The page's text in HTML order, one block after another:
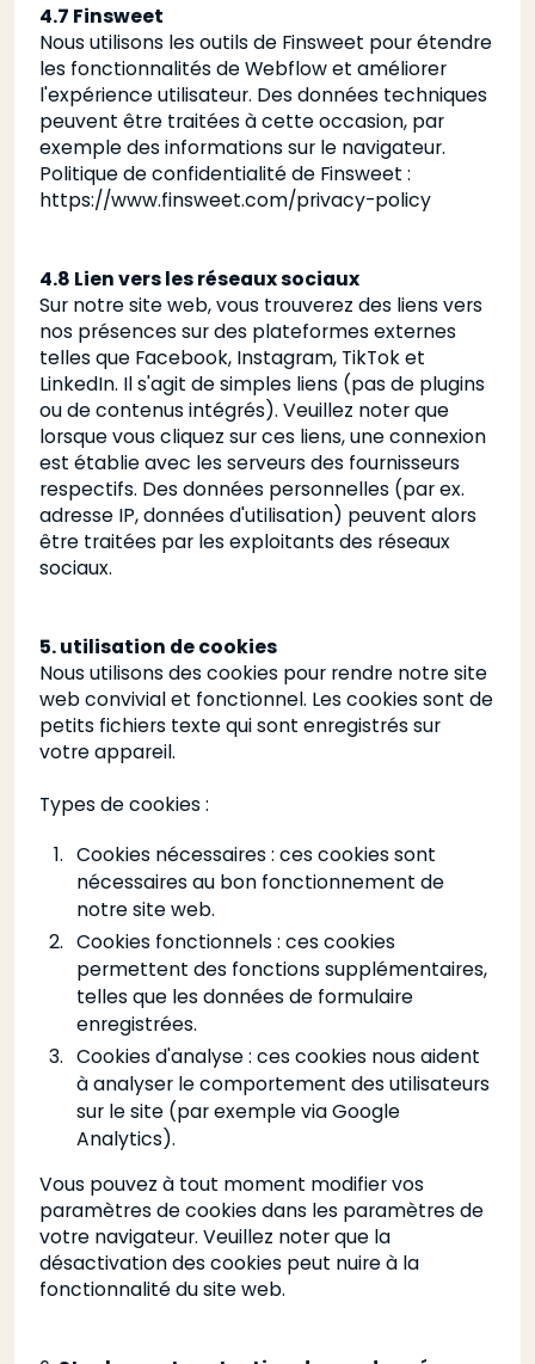
4.7 Finsweet
Nous utilisons les outils de Finsweet pour étendre
les fonctionnalités de Webflow et améliorer
l'expérience utilisateur. Des données techniques
peuvent être traitées à cette occasion, par
exemple des informations sur le navigateur.
Politique de confidentialité de Finsweet:
https://www.finsweet.com/privacy-policy
4.8 Lien vers les réseaux sociaux
Sur notre site web, vous trouverez des liens vers
nos présences sur des plateformes externes
telles que Facebook, Instagram, TikTok et
LinkedIn. Il s'agit de simples liens (pas de plugins
ou de contenus intégrés). Veuillez noter que
lorsque vous cliquez sur ces liens, une connexion
est établie avec les serveurs des fournisseurs
respectifs. Des données personnelles (par ex.
adresse IP, données d'utilisation) peuvent alors
être traitées par les exploitants des réseaux
sociaux.
5. utilisation de cookies
Nous utilisons des cookies pour rendre notre site
web convivial et fonctionnel. Les cookies sont de
petits fichiers texte qui sont enregistrés sur
votre appareil.
Types de cookies :
Cookies nécessaires : ces cookies sont
nécessaires au bon fonctionnement de
notre site web.
Cookies fonctionnels : ces cookies
permettent des fonctions supplémentaires,
telles que les données de formulaire
enregistrées.
Cookies d'analyse : ces cookies nous aident
à analyser le comportement des utilisateurs
sur le site (par exemple via Google
Analytics).
Vous pouvez à tout moment modifier vos
paramètres de cookies dans les paramètres de
votre navigateur. Veuillez noter que la
désactivation des cookies peut nuire à la
fonctionnalité du site web.